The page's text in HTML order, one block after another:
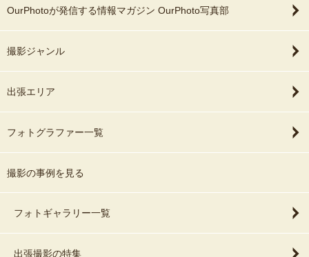
OurPhotoが発信する情報マガジン OurPhoto写真部
撮影ジャンル
出張エリア
フォトグラファー一覧
撮影の事例を見る
フォトギャラリー一覧
出張撮影の特集